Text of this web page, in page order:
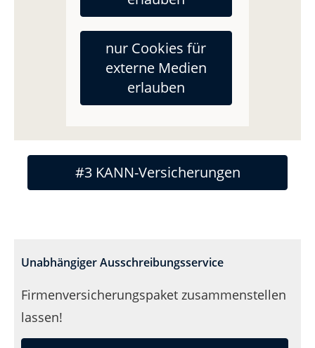
nur Cookies für
externe Medien
erlauben
#2 SOLL-Versicherungen
#3 KANN-Versicherungen
Unabhängiger Ausschreibungsservice
Firmenversicherungspaket zusammenstellen
lassen!